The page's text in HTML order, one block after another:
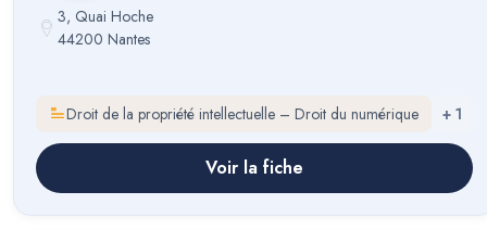
3, Quai Hoche
44200 Nantes
Droit de la propriété intellectuelle – Droit du numérique + 1
Voir la fiche